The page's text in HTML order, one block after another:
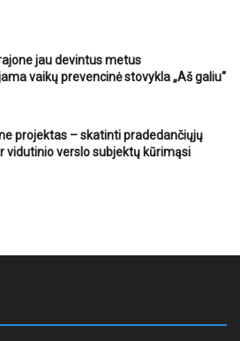
jau devintus metus
vaikų prevencinė stovykla „Aš galiu“
projektas – skatinti pradedančiųjų
vidutinio verslo subjektų kūrimąsi